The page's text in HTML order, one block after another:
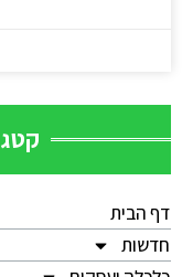
דף הבית
חדשות